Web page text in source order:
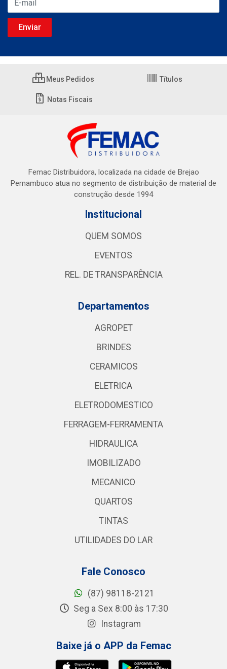
Meus Pedidos Títulos
Notas Fiscais
Femac Distribuidora, localizada na cidade de Brejao
Pernambuco atua no segmento de distribuição de material de
construção desde 1994
Institucional
QUEM SOMOS
EVENTOS
REL. DE TRANSPARÊNCIA
Departamentos
AGROPET
BRINDES
CERAMICOS
ELETRICA
ELETRODOMESTICO
FERRAGEM-FERRAMENTA
HIDRAULICA
IMOBILIZADO
MECANICO
QUARTOS
TINTAS
UTILIDADES DO LAR
Fale Conosco
(87) 98118-2121
Seg a Sex 8:00 às 17:30
Instagram
Baixe já o APP da Femac